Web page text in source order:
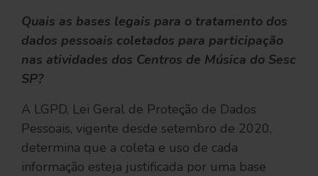
Quais as bases legais para o tratamento dos
dados pessoais coletados para participação
nas atividades dos Centros de Música do Sesc
SP?
A LGPD, Lei Geral de Proteção de Dados
Pessoais, vigente desde setembro de 2020,
determina que a coleta e uso de cada
informação esteja justificada por uma base